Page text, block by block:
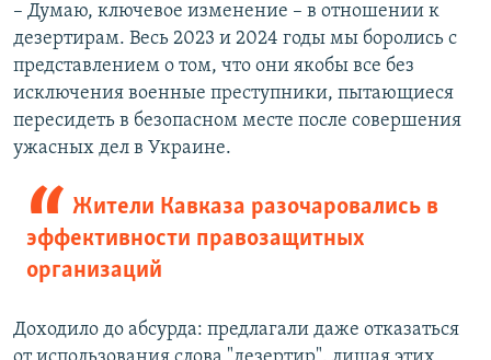
– Думаю, ключевое изменение – в отношении к
дезертирам. Весь 2023 и 2024 годы мы боролись с
представлением о том, что они якобы все без
исключения военные преступники, пытающиеся
пересидеть в безопасном месте после совершения
ужасных дел в Украине.
Жители Кавказа разочаровались в
эффективности правозащитных
организаций
Доходило до абсурда: предлагали даже отказаться